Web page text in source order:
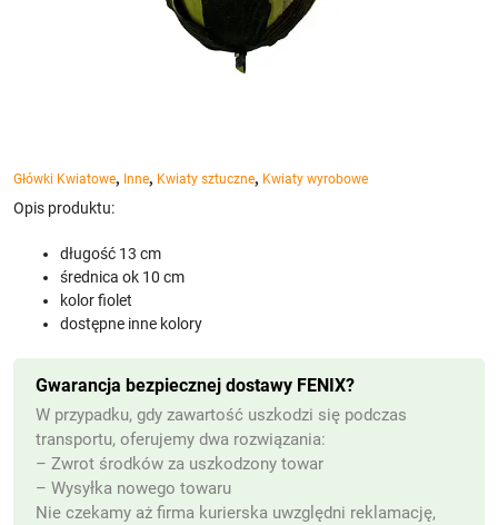
Główki Kwiatowe, Inne, Kwiaty sztuczne, Kwiaty wyrobowe
Opis produktu:
długość 13 cm
średnica ok 10 cm
kolor fiolet
dostępne inne kolory
Gwarancja bezpiecznej dostawy FENIX?
W przypadku, gdy zawartość uszkodzi się podczas
transportu, oferujemy dwa rozwiązania:
– Zwrot środków za uszkodzony towar
– Wysyłka nowego towaru
Nie czekamy aż firma kurierska uwzględni reklamację,